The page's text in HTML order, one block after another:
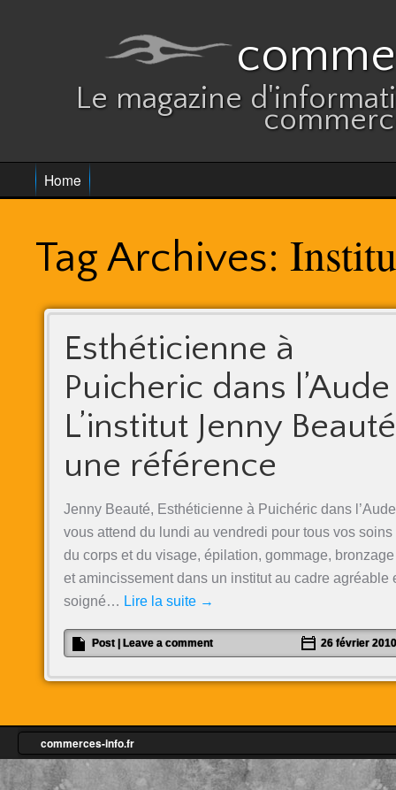
Le magazine
Home
Tag Archives:
Esthéticienne à
Puicheric dans l’Aude
L’institut Jenny Beauté
une référence
Jenny Beauté, Esthéticienne à Puichéric dans
vous attend du lundi au vendredi pour tous vos soins
du corps et du visage, épilation, gommage, bronzage
et amincissement dans un institut au cadre agréable
soigné… Lire la suite →
Post Leave a comment 26 février 2010
commerces-info.fr